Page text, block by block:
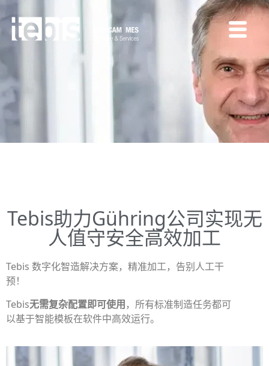
Tebis助力Gühring公司实现无
人值守安全高效加工
Tebis 数字化智造解决方案，精准加工，告别人工干
预！
Tebis无需复杂配置即可使用，所有标准制造任务都可
以基于智能模板在软件中高效运行。